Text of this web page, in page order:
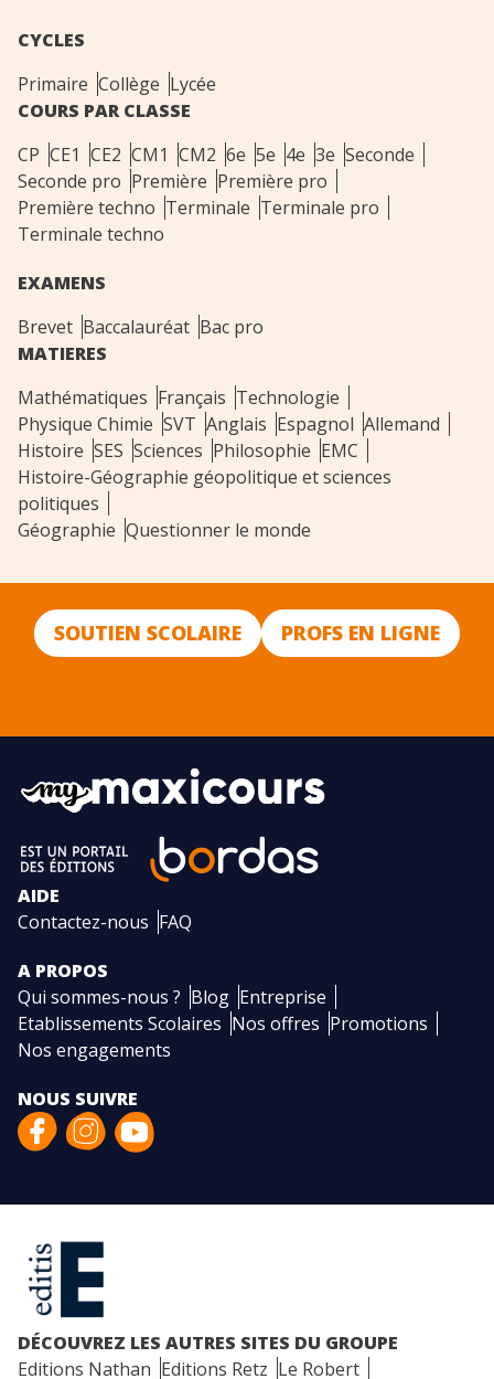
CYCLES
Primaire Collège Lycée
COURS PAR CLASSE
CP CE1 CE2 CM1 CM2 6e 5e 4e 3e Seconde
Seconde pro Première Première pro
Première techno Terminale Terminale pro
Terminale techno
EXAMENS
Brevet Baccalauréat Bac pro
MATIERES
Mathématiques Français Technologie
Physique Chimie SVT Anglais Espagnol Allemand
Histoire SES Sciences Philosophie EMC
Histoire-Géographie géopolitique et sciences
politiques
Géographie Questionner le monde
SOUTIEN SCOLAIRE PROFS EN LIGNE
AIDE
Contactez-nous FAQ
A PROPOS
Qui sommes-nous ? Blog Entreprise
Etablissements Scolaires Nos offres Promotions
Nos engagements
NOUS SUIVRE
DÉCOUVREZ LES AUTRES SITES DU GROUPE
Editions Nathan Editions Retz Le Robert